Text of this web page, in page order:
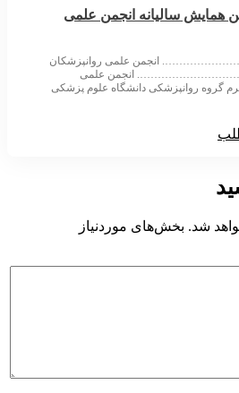
همایش سالیانه انجمن علمی
انجمن علمی روانپزشکان
…………………………. انجمن علمی
گروه روانپزشکی دانشگاه علوم پزشکی
شد. بخش‌های موردنیاز